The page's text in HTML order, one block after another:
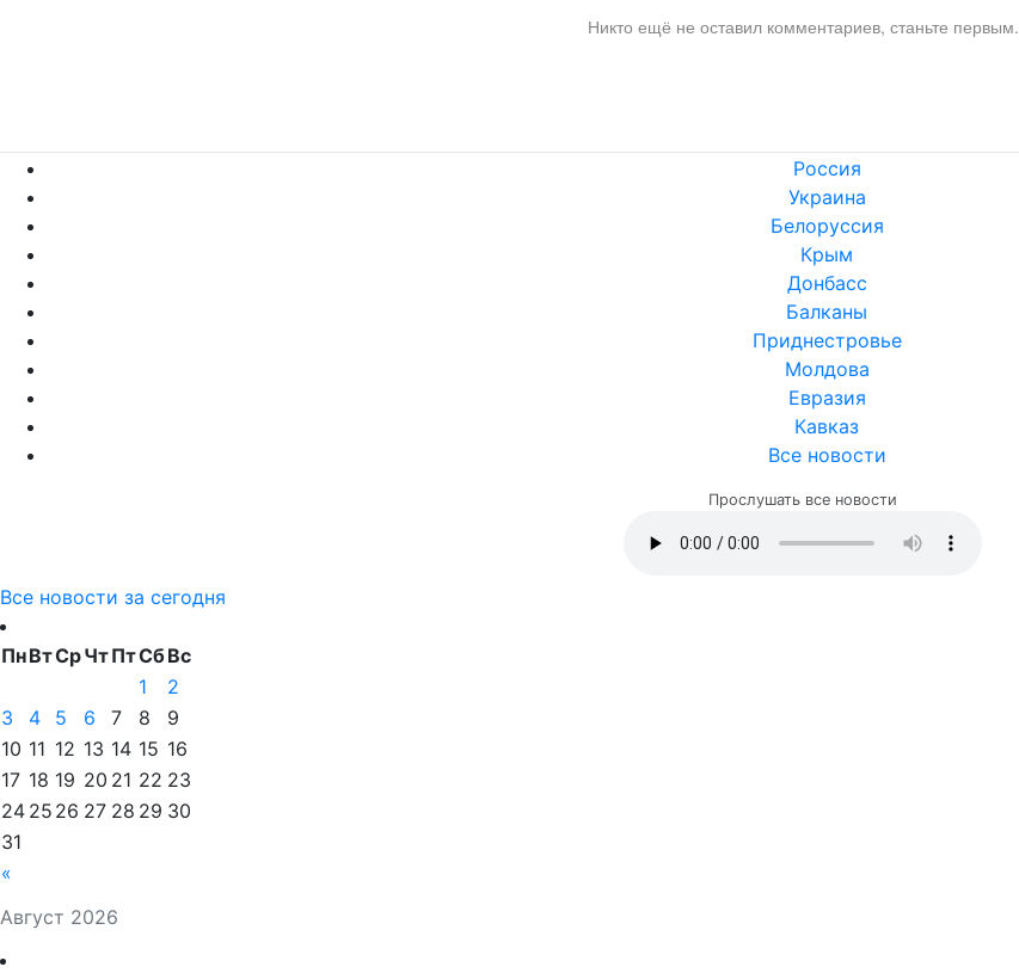
Никто ещё не оставил комментариев, станьте первым.
Россия
Украина
Белоруссия
Крым
Донбасс
Балканы
Приднестровье
Молдова
Евразия
Кавказ
Все новости
Прослушать все новости
Все новости за сегодня
Август 2026
ПнВтСрЧтПтСбВс
«
1
2
3
4 5 6 7 8
9
10 11 12 13 14 15 16
17 18 19 20 21 22 23
24 25 26 27 28 29 30
31